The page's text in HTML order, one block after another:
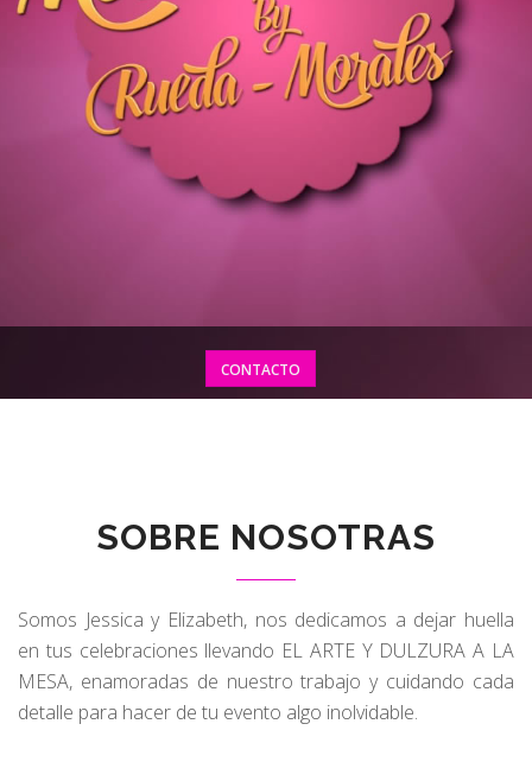
CONTACTO
SOBRE NOSOTRAS
Somos Jessica y Elizabeth, nos dedicamos a dejar huella
en tus celebraciones llevando EL ARTE Y DULZURA A LA
MESA, enamoradas de nuestro trabajo y cuidando cada
detalle para hacer de tu evento algo inolvidable.